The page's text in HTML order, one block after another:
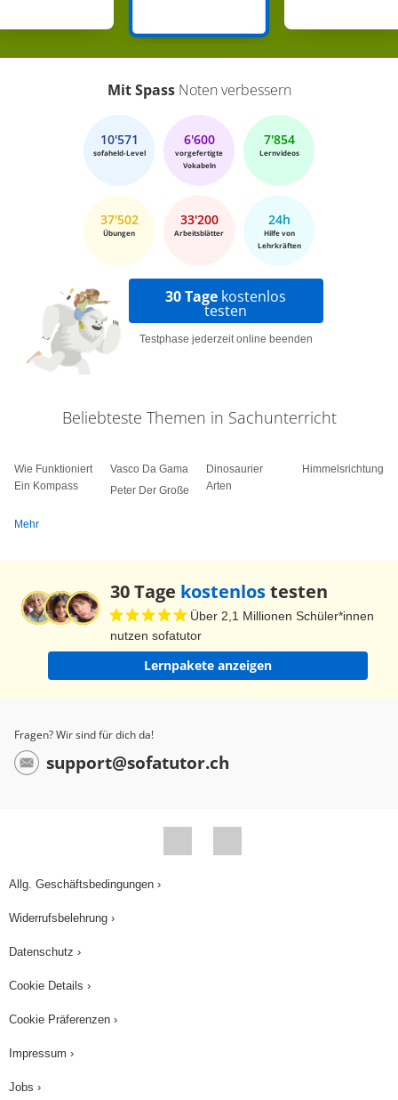
Mit SpassNoten verbessern
10'571
sofaheld-Level
6'600
vorgefertigte
Vokabeln
7'854
Lernvideos
37'502
Übungen
33'200
Arbeitsblätter
24h
Hilfe von
Lehrkräften
30 Tage kostenlos
testen
Testphase jederzeit online beenden
Beliebteste Themen in Sachunterricht
Wie Funktioniert
Ein Kompass
Vasco Da Gama
Peter Der Große
Dinosaurier
Arten
Himmelsrichtungen
Mehr
30 Tage kostenlostesten
Über 2,1 Millionen Schüler*innen
nutzen sofatutor
Lernpakete anzeigen
Fragen? Wir sind für dich da!
support@sofatutor.ch
Allg. Geschäftsbedingungen ›
Widerrufsbelehrung ›
Datenschutz ›
Cookie Details ›
Cookie Präferenzen ›
Impressum ›
Jobs ›